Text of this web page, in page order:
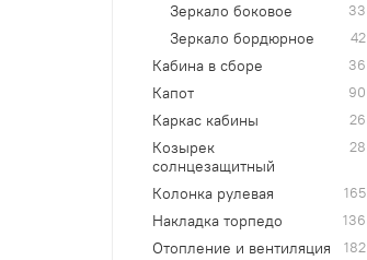
Зеркало боковое 33
Зеркало бордюрное 42
Кабина в сборе 36
Капот 90
Каркас кабины 26
Козырек
солнцезащитный
28
Колонка рулевая 165
Накладка торпедо 136
Отопление и вентиляция 182